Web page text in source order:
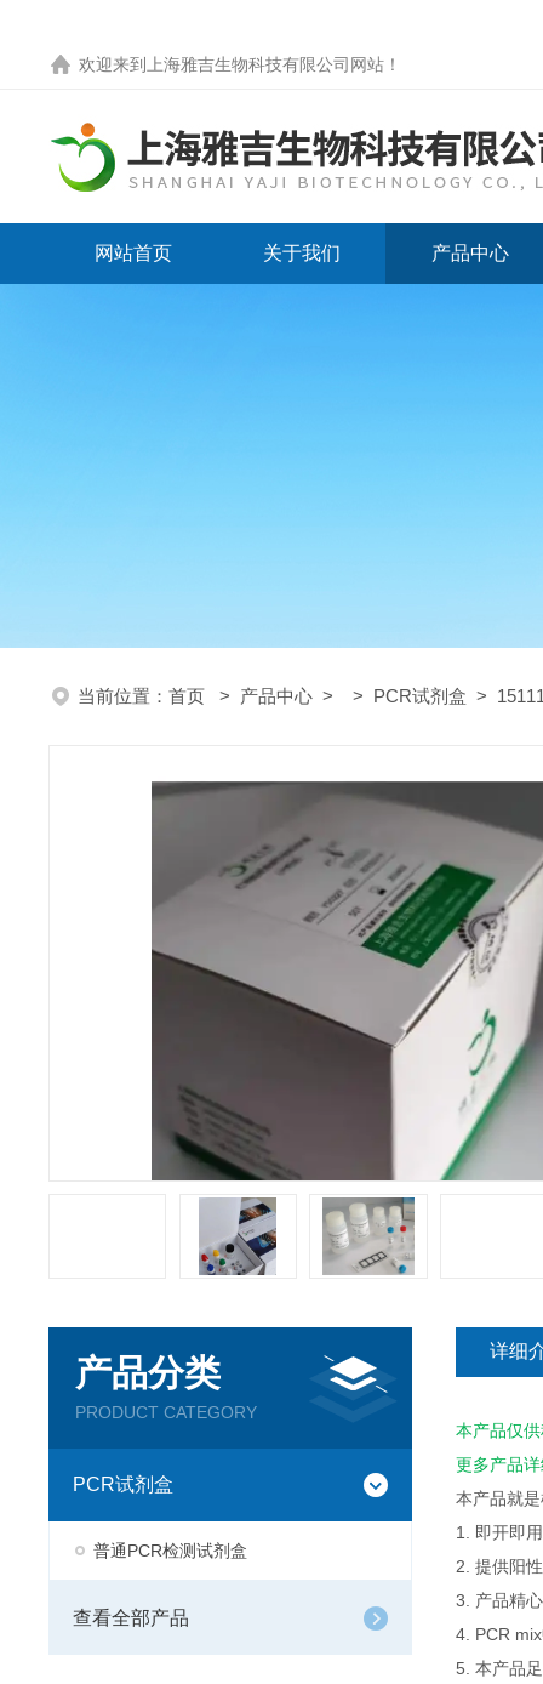
欢迎来到 上海雅吉生物科技有限公司网站 ！
网站首页 关于我们 产品中心
当前位置： 首页 > 产品中心 > > PCR试剂盒 >
产品分类
PRODUCT CATEGORY
PCR试剂盒
普通PCR检测试剂盒
查看全部产品
详细
本产品仅
更多产品
本产品就
1. 即开即
2. 提供阳
3. 产品精
4. PCR
5. 本产品